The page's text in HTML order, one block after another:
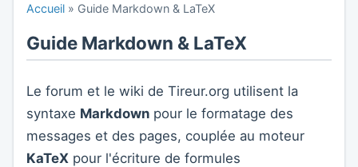
Accueil » Guide Markdown & LaTeX
Guide Markdown & LaTeX
Le forum et le wiki de Tireur.org utilisent la
syntaxe Markdown pour le formatage des
messages et des pages, couplée au moteur
KaTeX pour l'écriture de formules